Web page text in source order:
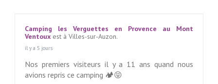
Camping les Verguettes en Provence au Mont
Ventoux est à Villes-sur-Auzon.
il y a 5 jours
Nos premiers visiteurs il y a 11 ans quand nous
avions repris ce camping 🏕️😝